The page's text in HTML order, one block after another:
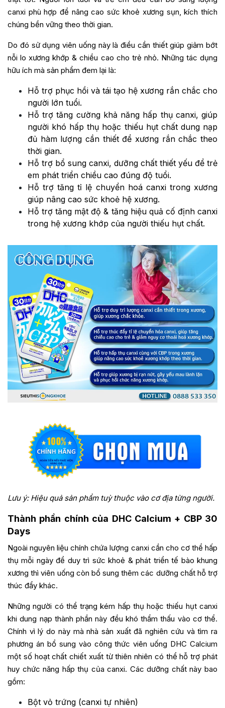
canxi phù hợp để nâng cao sức khoẻ xương sụn, kích thích
chúng bền vững theo thời gian.
Do đó sử dụng viên uống này là điều cần thiết giúp giảm bớt
nỗi lo xương khớp & chiều cao cho trẻ nhỏ. Những tác dụng
hữu ích mà sản phẩm đem lại là:
Hỗ trợ phục hồi và tái tạo hệ xương rắn chắc cho
người lớn tuổi.
Hỗ trợ tăng cường khả năng hấp thụ canxi, giúp
người khó hấp thụ hoặc thiếu hụt chất dung nạp
đủ hàm lượng cần thiết để xương rắn chắc theo
thời gian.
Hỗ trợ bổ sung canxi, dưỡng chất thiết yếu để trẻ
em phát triển chiều cao đúng độ tuổi.
Hỗ trợ tăng tỉ lệ chuyển hoá canxi trong xương
giúp nâng cao sức khoẻ hệ xương.
Hỗ trợ tăng mật độ & tăng hiệu quả cố định canxi
trong hệ xương khớp của người thiếu hụt chất.
Lưu ý: Hiệu quả sản phẩm tuỳ thuộc vào cơ địa từng người.
Thành phần chính của DHC Calcium + CBP 30
Days
Ngoài nguyên liệu chính chứa lượng canxi cần cho cơ thể hấp
thụ mỗi ngày để duy trì sức khoẻ & phát triển tế bào khung
xương thì viên uống còn bổ sung thêm các dưỡng chất hỗ trợ
thúc đẩy khác.
Những người có thể trạng kém hấp thụ hoặc thiếu hụt canxi
khi dung nạp thành phần này đều khó thẩm thấu vào cơ thể.
Chính vì lý do này mà nhà sản xuất đã nghiên cứu và tìm ra
phương án bổ sung vào công thức viên uống DHC Calcium
một số hoạt chất chiết xuất từ thiên nhiên có thể hỗ trợ phát
huy chức năng hấp thụ của canxi. Các dưỡng chất này bao
gồm:
Bột vỏ trứng (canxi tự nhiên)